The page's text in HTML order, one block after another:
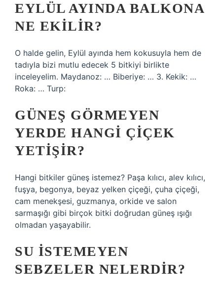
EYLÜL AYINDA BALKONA
NE EKILIR?
O halde gelin, Eylül ayında hem kokusuyla hem de
tadıyla bizi mutlu edecek 5 bitkiyi birlikte
inceleyelim. Maydanoz: … Biberiye: … 3. Kekik: …
Roka: … Turp:
GÜNEŞ GÖRMEYEN
YERDE HANGI ÇIÇEK
YETIŞIR?
Hangi bitkiler güneş istemez? Paşa kılıcı, alev kılıcı,
fuşya, begonya, beyaz yelken çiçeği, çuha çiçeği,
cam menekşesi, guzmanya, orkide ve salon
sarmaşığı gibi birçok bitki doğrudan güneş ışığı
olmadan yaşayabilir.
SU ISTEMEYEN
SEBZELER NELERDIR?